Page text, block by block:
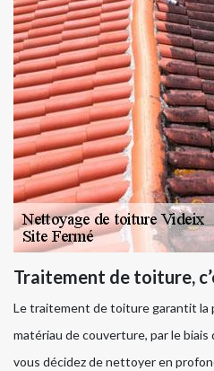
Traitement de toiture,
Le traitement de toiture garantit la
matériau de couverture, par le
vous décidez de nettoyer en